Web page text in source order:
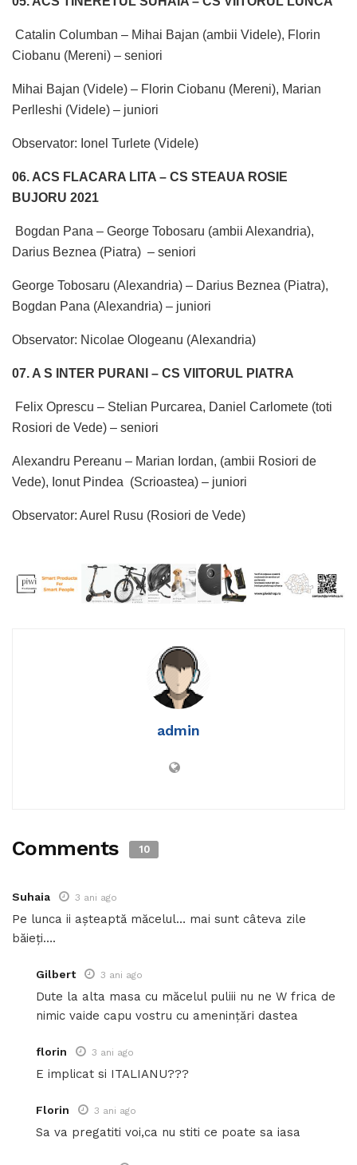
Catalin Columban – Mihai Bajan (ambii Videle), Florin
Ciobanu (Mereni) – seniori
Mihai Bajan (Videle) – Florin Ciobanu (Mereni), Marian
Perlleshi (Videle) – juniori
Observator: Ionel Turlete (Videle)
06. ACS FLACARA LITA – CS STEAUA ROSIE
BUJORU 2021
Bogdan Pana – George Tobosaru (ambii Alexandria),
Darius Beznea (Piatra) – seniori
George Tobosaru (Alexandria) – Darius Beznea (Piatra),
Bogdan Pana (Alexandria) – juniori
Observator: Nicolae Ologeanu (Alexandria)
07. A S INTER PURANI – CS VIITORUL PIATRA
Felix Oprescu – Stelian Purcarea, Daniel Carlomete (toti
Rosiori de Vede) – seniori
Alexandru Pereanu – Marian Iordan, (ambii Rosiori de
Vede), Ionut Pindea (Scrioastea) – juniori
Observator: Aurel Rusu (Rosiori de Vede)
admin
Comments 10
Suhaia 3 ani ago
Pe lunca ii așteaptă măcelul… mai sunt câteva zile
băieți….
Gilbert 3 ani ago
Dute la alta masa cu măcelul puliii nu ne W frica de
nimic vaide capu vostru cu amenințări dastea
florin 3 ani ago
E implicat si ITALIANU???
Florin 3 ani ago
Sa va pregatiti voi,ca nu stiti ce poate sa iasa